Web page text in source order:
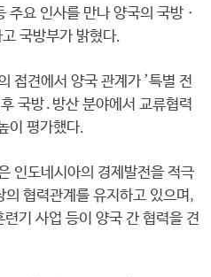
주요 인사를 만나 양국의 국방ㆍ
국방부가 밝혔다.
접견에서 양국 관계가 ’특별 전
국방․방산 분야에서 교류협력
이 평가했다.
인도네시아의 경제발전을 적극
협력관계를 유지하고 있으며,
기 사업 등이 양국 간 협력을 견